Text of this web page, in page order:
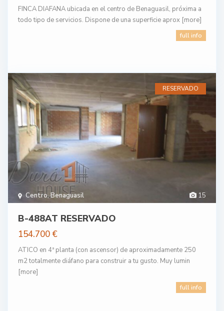
FINCA DIAFANA ubicada en el centro de Benaguasil, próxima a
todo tipo de servicios. Dispone de una superficie aprox [more]
full info
15
Centro,Benaguasil
RESERVADO
B-488AT RESERVADO
154.700 €
ATICO en 4ª planta (con ascensor) de aproximadamente 250
m2 totalmente diáfano para construir a tu gusto. Muy lumin
[more]
full info